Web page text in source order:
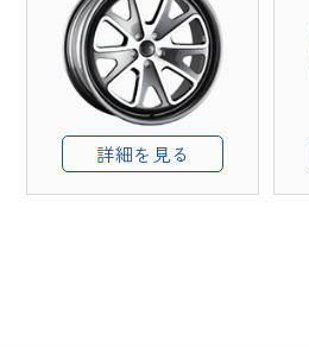
詳細を見る